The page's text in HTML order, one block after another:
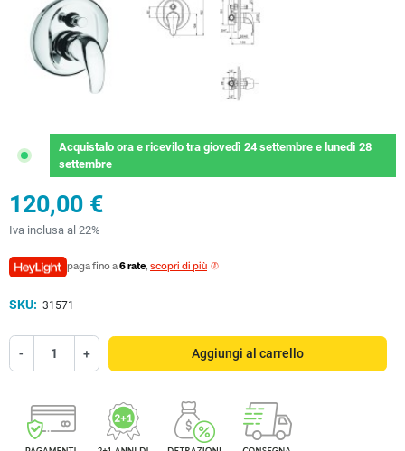
Acquistalo orae ricevilo tra giovedì 24 settembree lunedì 28
settembre
120,00 €
Iva inclusa al 22%
paga fino a6 rate, scopri di più
SKU: 31571
- + Aggiungi al carrello